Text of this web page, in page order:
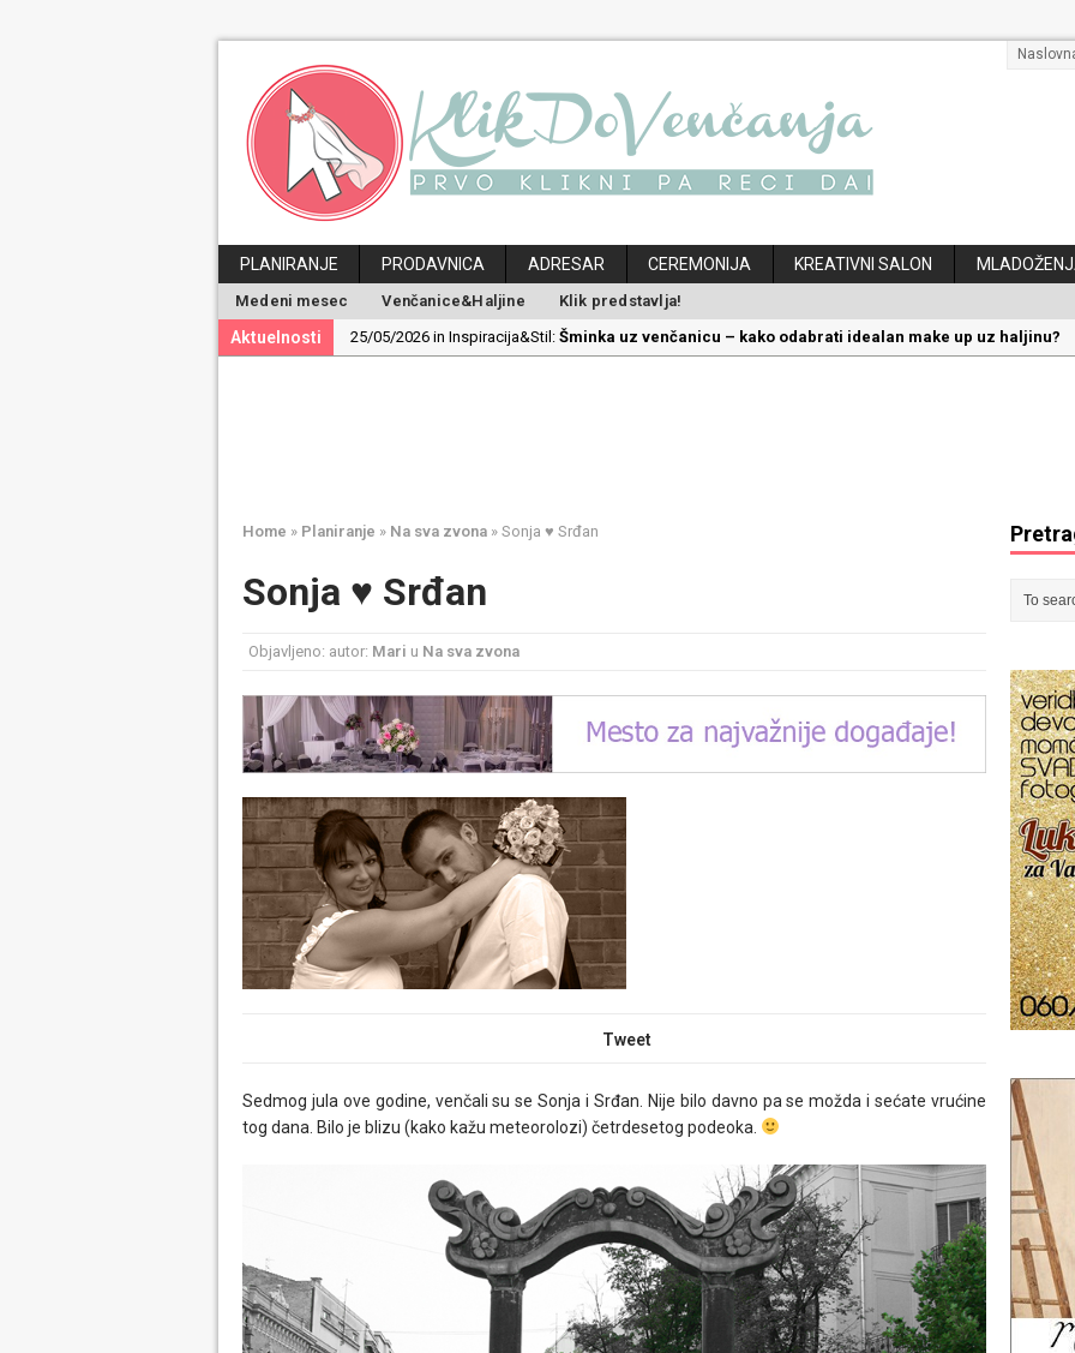
PLANIRANJE PRODAVNICA ADRESAR CEREMONIJA KREATIVNI SALON
Medeni mesec Venčanice&Haljine Klik predstavlja!
Aktuelnosti 25/05/2026 in Inspiracija&Stil: Šminka uz venčanicu – kako odabrati idealan make up uz haljinu?
Home » Planiranje » Na sva zvona » Sonja ♥ Srđan
Sonja ♥ Srđan
Objavljeno: autor: Mari u Na sva zvona
Tweet
Sedmog jula ove godine, venčali su se Sonja i Srđan. Nije bilo davno pa se možda i sećate vrućine
tog dana. Bilo je blizu (kako kažu meteorolozi) četrdesetog podeoka.